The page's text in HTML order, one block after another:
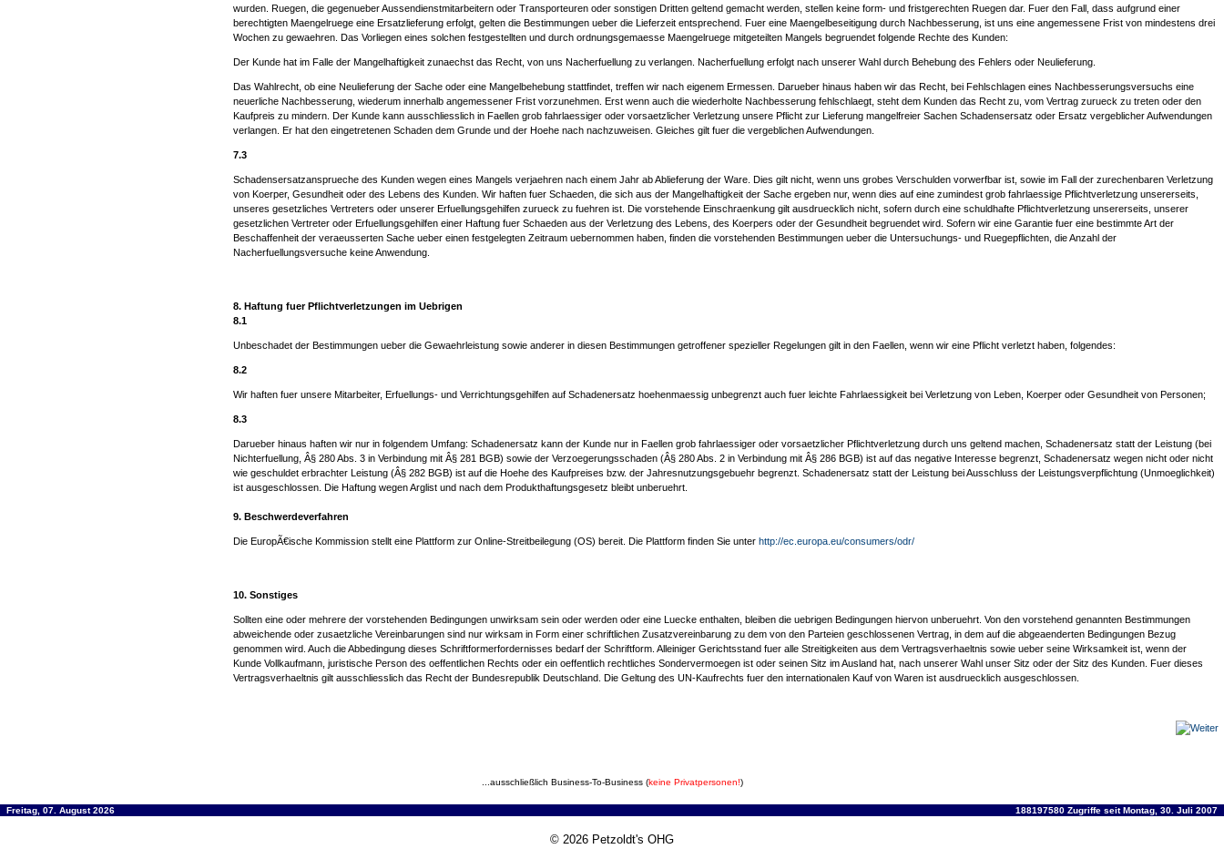
wurden. Ruegen, die gegenueber Aussendienstmitarbeitern oder Transporteuren oder sonstigen Dritten geltend gemacht werden, stellen keine form- und fristgerechten Ruegen dar. Fuer den Fall, dass aufgrund einer
berechtigten Maengelruege eine Ersatzlieferung erfolgt, gelten die Bestimmungen ueber die Lieferzeit entsprechend. Fuer eine Maengelbeseitigung durch Nachbesserung, ist uns eine angemessene Frist von mindestens drei
Wochen zu gewaehren. Das Vorliegen eines solchen festgestellten und durch ordnungsgemaesse Maengelruege mitgeteilten Mangels begruendet folgende Rechte des Kunden:
Der Kunde hat im Falle der Mangelhaftigkeit zunaechst das Recht, von uns Nacherfuellung zu verlangen. Nacherfuellung erfolgt nach unserer Wahl durch Behebung des Fehlers oder Neulieferung.
Das Wahlrecht, ob eine Neulieferung der Sache oder eine Mangelbehebung stattfindet, treffen wir nach eigenem Ermessen. Darueber hinaus haben wir das Recht, bei Fehlschlagen eines Nachbesserungsversuchs eine
neuerliche Nachbesserung, wiederum innerhalb angemessener Frist vorzunehmen. Erst wenn auch die wiederholte Nachbesserung fehlschlaegt, steht dem Kunden das Recht zu, vom Vertrag zurueck zu treten oder den
Kaufpreis zu mindern. Der Kunde kann ausschliesslich in Faellen grob fahrlaessiger oder vorsaetzlicher Verletzung unsere Pflicht zur Lieferung mangelfreier Sachen Schadensersatz oder Ersatz vergeblicher Aufwendungen
verlangen. Er hat den eingetretenen Schaden dem Grunde und der Hoehe nach nachzuweisen. Gleiches gilt fuer die vergeblichen Aufwendungen.
7.3
Schadensersatzansprueche des Kunden wegen eines Mangels verjaehren nach einem Jahr ab Ablieferung der Ware. Dies gilt nicht, wenn uns grobes Verschulden vorwerfbar ist, sowie im Fall der zurechenbaren Verletzung
von Koerper, Gesundheit oder des Lebens des Kunden. Wir haften fuer Schaeden, die sich aus der Mangelhaftigkeit der Sache ergeben nur, wenn dies auf eine zumindest grob fahrlaessige Pflichtverletzung unsererseits,
unseres gesetzliches Vertreters oder unserer Erfuellungsgehilfen zurueck zu fuehren ist. Die vorstehende Einschraenkung gilt ausdruecklich nicht, sofern durch eine schuldhafte Pflichtverletzung unsererseits, unserer
gesetzlichen Vertreter oder Erfuellungsgehilfen einer Haftung fuer Schaeden aus der Verletzung des Lebens, des Koerpers oder der Gesundheit begruendet wird. Sofern wir eine Garantie fuer eine bestimmte Art der
Beschaffenheit der veraeusserten Sache ueber einen festgelegten Zeitraum uebernommen haben, finden die vorstehenden Bestimmungen ueber die Untersuchungs- und Ruegepflichten, die Anzahl der
Nacherfuellungsversuche keine Anwendung.
8. Haftung fuer Pflichtverletzungen im Uebrigen
8.1
Unbeschadet der Bestimmungen ueber die Gewaehrleistung sowie anderer in diesen Bestimmungen getroffener spezieller Regelungen gilt in den Faellen, wenn wir eine Pflicht verletzt haben, folgendes:
8.2
Wir haften fuer unsere Mitarbeiter, Erfuellungs- und Verrichtungsgehilfen auf Schadenersatz hoehenmaessig unbegrenzt auch fuer leichte Fahrlaessigkeit bei Verletzung von Leben, Koerper oder Gesundheit von Personen;
8.3
Darueber hinaus haften wir nur in folgendem Umfang: Schadenersatz kann der Kunde nur in Faellen grob fahrlaessiger oder vorsaetzlicher Pflichtverletzung durch uns geltend machen, Schadenersatz statt der Leistung (bei
Nichterfuellung, Â§ 280 Abs. 3 in Verbindung mit Â§ 281 BGB) sowie der Verzoegerungsschaden (Â§ 280 Abs. 2 in Verbindung mit Â§ 286 BGB) ist auf das negative Interesse begrenzt, Schadenersatz wegen nicht oder nicht
wie geschuldet erbrachter Leistung (Â§ 282 BGB) ist auf die Hoehe des Kaufpreises bzw. der Jahresnutzungsgebuehr begrenzt. Schadenersatz statt der Leistung bei Ausschluss der Leistungsverpflichtung (Unmoeglichkeit)
ist ausgeschlossen. Die Haftung wegen Arglist und nach dem Produkthaftungsgesetz bleibt unberuehrt.
9. Beschwerdeverfahren
Die EuropÃ€ische Kommission stellt eine Plattform zur Online-Streitbeilegung (OS) bereit. Die Plattform finden Sie unter http://ec.europa.eu/consumers/odr/
10. Sonstiges
Sollten eine oder mehrere der vorstehenden Bedingungen unwirksam sein oder werden oder eine Luecke enthalten, bleiben die uebrigen Bedingungen hiervon unberuehrt. Von den vorstehend genannten Bestimmungen
abweichende oder zusaetzliche Vereinbarungen sind nur wirksam in Form einer schriftlichen Zusatzvereinbarung zu dem von den Parteien geschlossenen Vertrag, in dem auf die abgeaenderten Bedingungen Bezug
genommen wird. Auch die Abbedingung dieses Schriftformerfordernisses bedarf der Schriftform. Alleiniger Gerichtsstand fuer alle Streitigkeiten aus dem Vertragsverhaeltnis sowie ueber seine Wirksamkeit ist, wenn der
Kunde Vollkaufmann, juristische Person des oeffentlichen Rechts oder ein oeffentlich rechtliches Sondervermoegen ist oder seinen Sitz im Ausland hat, nach unserer Wahl unser Sitz oder der Sitz des Kunden. Fuer dieses
Vertragsverhaeltnis gilt ausschliesslich das Recht der Bundesrepublik Deutschland. Die Geltung des UN-Kaufrechts fuer den internationalen Kauf von Waren ist ausdruecklich ausgeschlossen.
...ausschließlich Business-To-Business (keine Privatpersonen!)
Freitag, 07. August 2026 188197580 Zugriffe seit Montag, 30. Juli 2007
© 2026 Petzoldt's OHG